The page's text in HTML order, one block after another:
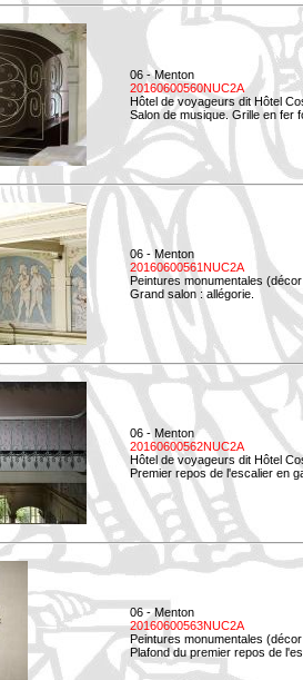
06 - Menton
20160600560NUC2A
Hôtel de voyageurs dit Hôtel
Salon de musique. Grille en fer
06 - Menton
20160600561NUC2A
Peintures monumentales
Grand salon : allégorie.
06 - Menton
20160600562NUC2A
Hôtel de voyageurs dit Hôtel
Premier repos de l'escalier en
06 - Menton
20160600563NUC2A
Peintures monumentales
Plafond du premier repos de